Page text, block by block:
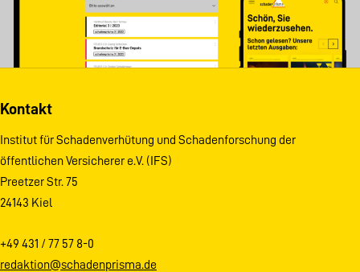
Kontakt
Institut für Schadenverhütung und Schadenforschung der
öffentlichen Versicherer e.V. (IFS)
Preetzer Str. 75
24143 Kiel
+49 431 / 77 57 8-0
redaktion@schadenprisma.de